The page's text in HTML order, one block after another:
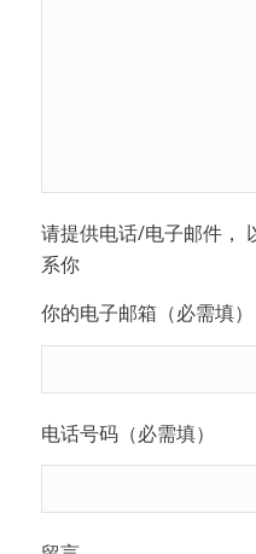
请提供电话/电子邮件，
系你
你的电子邮箱（必需填）
电话号码（必需填）